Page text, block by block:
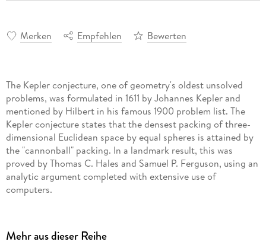
Merken Empfehlen Bewerten
The Kepler conjecture, one of geometry's oldest unsolved
problems, was formulated in 1611 by Johannes Kepler and
mentioned by Hilbert in his famous 1900 problem list. The
Kepler conjecture states that the densest packing of three-
dimensional Euclidean space by equal spheres is attained by
the "cannonball" packing. In a landmark result, this was
proved by Thomas C. Hales and Samuel P. Ferguson, using an
analytic argument completed with extensive use of
computers.
published in 2006 in a special issue of
Mehr aus dieser Reihe